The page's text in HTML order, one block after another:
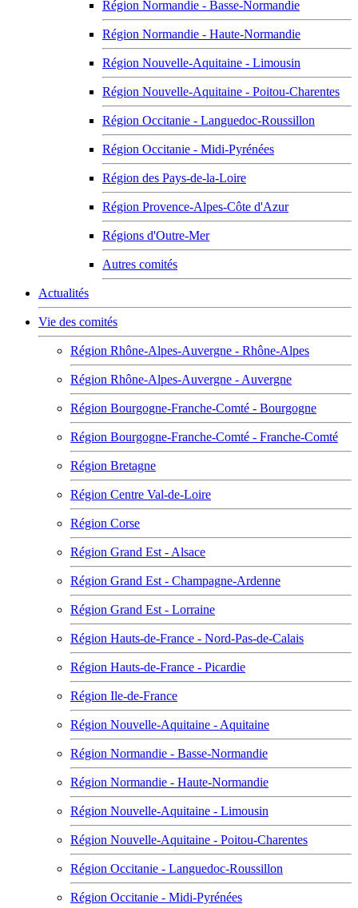
Région Normandie - Basse-Normandie
Région Normandie - Haute-Normandie
Région Nouvelle-Aquitaine - Limousin
Région Nouvelle-Aquitaine - Poitou-Charentes
Région Occitanie - Languedoc-Roussillon
Région Occitanie - Midi-Pyrénées
Région des Pays-de-la-Loire
Région Provence-Alpes-Côte d'Azur
Régions d'Outre-Mer
Autres comités
Actualités
Vie des comités
Région Rhône-Alpes-Auvergne - Rhône-Alpes
Région Rhône-Alpes-Auvergne - Auvergne
Région Bourgogne-Franche-Comté - Bourgogne
Région Bourgogne-Franche-Comté - Franche-Comté
Région Bretagne
Région Centre Val-de-Loire
Région Corse
Région Grand Est - Alsace
Région Grand Est - Champagne-Ardenne
Région Grand Est - Lorraine
Région Hauts-de-France - Nord-Pas-de-Calais
Région Hauts-de-France - Picardie
Région Ile-de-France
Région Nouvelle-Aquitaine - Aquitaine
Région Normandie - Basse-Normandie
Région Normandie - Haute-Normandie
Région Nouvelle-Aquitaine - Limousin
Région Nouvelle-Aquitaine - Poitou-Charentes
Région Occitanie - Languedoc-Roussillon
Région Occitanie - Midi-Pyrénées